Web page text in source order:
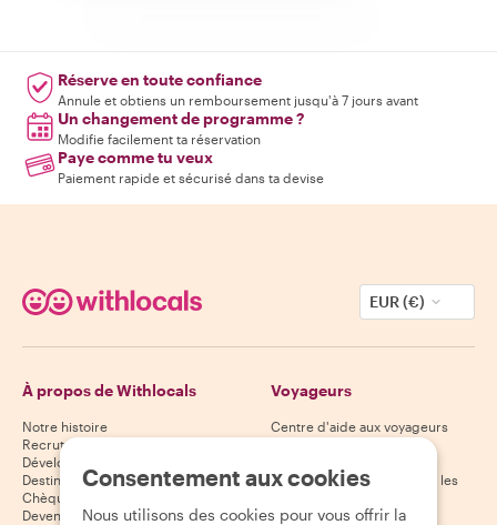
Réserve en toute confiance
Annule et obtiens un remboursement jusqu'à 7 jours avant
Un changement de programme ?
Modifie facilement ta réservation
Paye comme tu veux
Paiement rapide et sécurisé dans ta devise
EUR (€)
À propos de Withlocals
Notre histoire
Recrutement
Développement durable
Destinations
Chèques-cadeaux
Devenir partenaire
Voyageurs
Centre d'aide aux voyageurs
Politique d'annulation des
Conditions générales pour les
Consentement aux cookies
Nous utilisons des cookies pour vous offrir la